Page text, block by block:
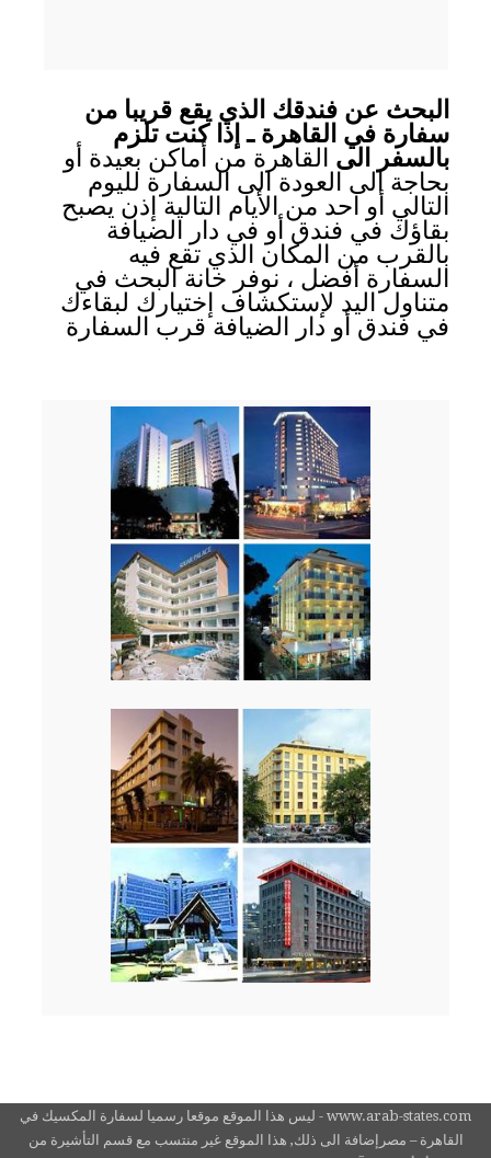
البحث عن فندقك الذي يقع قريبا من
سفارة في القاهرة ـ إذا كنت تلزم
بالسفر الى القاهرة من أماكن بعيدة أو
بحاجة الى العودة الى السفارة لليوم
التالي أو احد من الأيام التالية إذن يصبح
بقاؤك في فندق أو في دار الضيافة
بالقرب من المكان الذي تقع فيه
السفارة أفضل ، نوفر خانة البحث في
متناول اليد لإستكشاف إختيارك لبقاءك
في فندق أو دار الضيافة قرب السفارة
www.arab-states.com - ليس هذا الموقع موقعا رسميا لسفارة المكسيك في
القاهرة – مصرإضافة الى ذلك, هذا الموقع غير منتسب مع قسم التأشيرة من